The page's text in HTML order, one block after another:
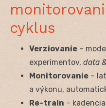
cyklus
Verziovanie –
experimentov, data
Monitorovanie –
a výkonu,
Re-train –